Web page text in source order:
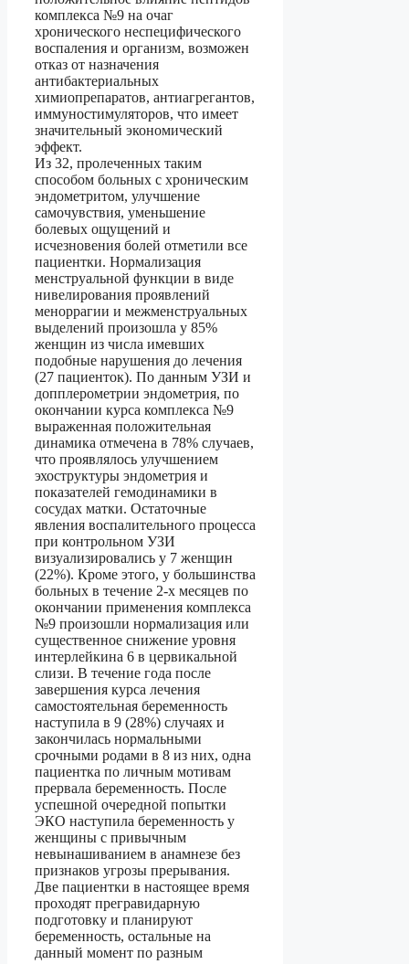
комплекса №9 на очаг
хронического неспецифического
воспаления и организм, возможен
отказ от назначения
антибактериальных
химиопрепаратов, антиагрегантов,
иммуностимуляторов, что имеет
значительный экономический
эффект.
Из 32, пролеченных таким
способом больных с хроническим
эндометритом, улучшение
самочувствия, уменьшение
болевых ощущений и
исчезновения болей отметили все
пациентки. Нормализация
менструальной функции в виде
нивелирования проявлений
меноррагии и межменструальных
выделений произошла у 85%
женщин из числа имевших
подобные нарушения до лечения
(27 пациенток). По данным УЗИ и
допплерометрии эндометрия, по
окончании курса комплекса №9
выраженная положительная
динамика отмечена в 78% случаев,
что проявлялось улучшением
эхоструктуры эндометрия и
показателей гемодинамики в
сосудах матки. Остаточные
явления воспалительного процесса
при контрольном УЗИ
визуализировались у 7 женщин
(22%). Кроме этого, у большинства
больных в течение 2-х месяцев по
окончании применения комплекса
№9 произошли нормализация или
существенное снижение уровня
интерлейкина 6 в цервикальной
слизи. В течение года после
завершения курса лечения
самостоятельная беременность
наступила в 9 (28%) случаях и
закончилась нормальными
срочными родами в 8 из них, одна
пациентка по личным мотивам
прервала беременность. После
успешной очередной попытки
ЭКО наступила беременность у
женщины с привычным
невынашиванием в анамнезе без
признаков угрозы прерывания.
Две пациентки в настоящее время
проходят прегравидарную
подготовку и планируют
беременность, остальные на
данный момент по разным